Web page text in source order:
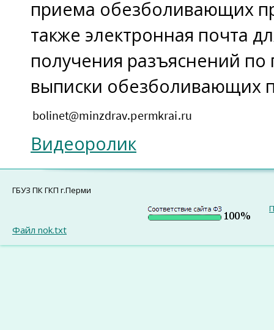
приема обезболивающих
также электронная почта
получения разъяснений по
выписки обезболивающих
Видеоролик
ГБУЗ ПК ГКП г.Перми
Файл nok.txt